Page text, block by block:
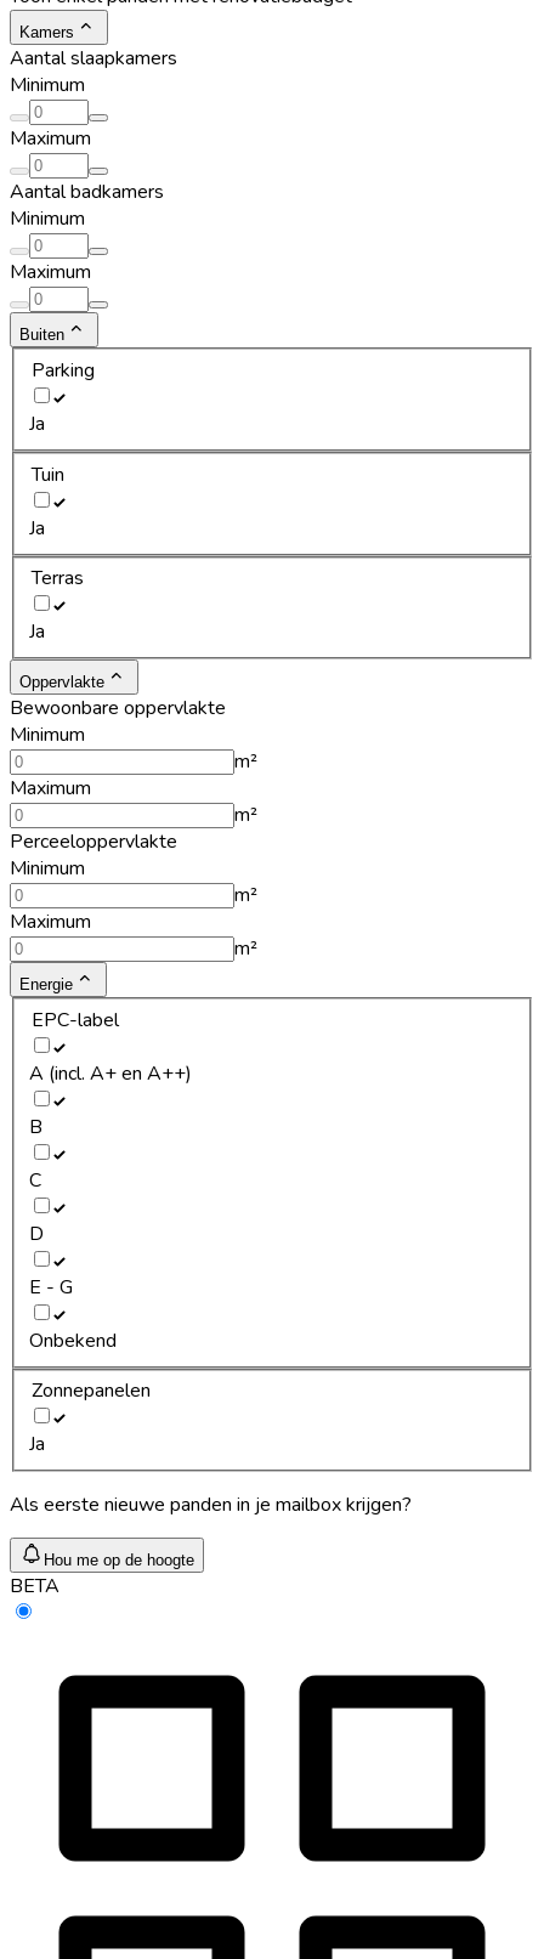
Kamers
Aantal slaapkamers
Minimum
Maximum
Aantal badkamers
Minimum
Maximum
Buiten
Parking
Ja
Tuin
Ja
Terras
Ja
Oppervlakte
Bewoonbare oppervlakte
Minimum
m²
Maximum
m²
Perceeloppervlakte
Minimum
m²
Maximum
m²
Energie
EPC-label
A (incl. A+ en A++)
B
C
D
E - G
Onbekend
Zonnepanelen
Ja
Als eerste nieuwe panden in je mailbox krijgen?
Hou me op de hoogte
BETA